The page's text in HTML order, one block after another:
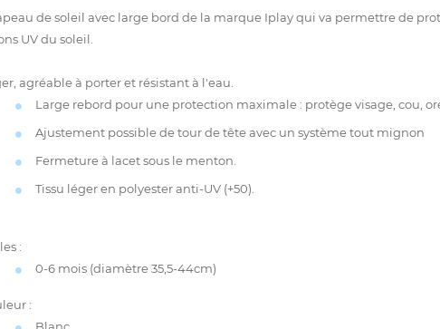
de soleil avec large bord de la marque Iplay qui va permettre de
UV du soleil.
agréable à porter et résistant à l'eau.
Large rebord pour une protection maximale : protège visage, cou,
Ajustement possible de tour de tête avec un système tout mignon
Fermeture à lacet sous le menton.
Tissu léger en polyester anti-UV (+50).
:
0-6 mois (diamètre 35,5-44cm)
: